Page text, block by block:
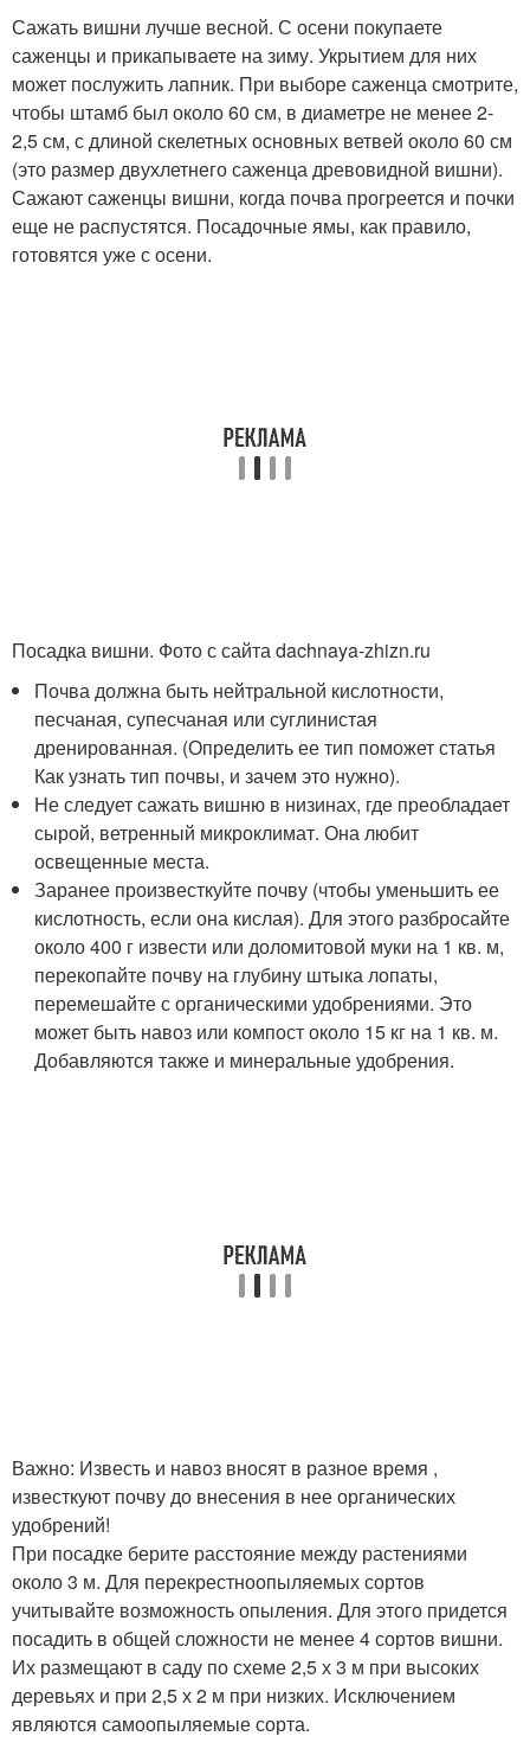
Сажать вишни лучше весной. С осени покупаете
саженцы и прикапываете на зиму. Укрытием для них
может послужить лапник. При выборе саженца смотрите,
чтобы штамб был около 60 см, в диаметре не менее 2-
2,5 см, с длиной скелетных основных ветвей около 60 см
(это размер двухлетнего саженца древовидной вишни).
Сажают саженцы вишни, когда почва прогреется и почки
еще не распустятся. Посадочные ямы, как правило,
готовятся уже с осени.
Посадка вишни. Фото с сайта dachnaya-zhizn.ru
Почва должна быть нейтральной кислотности,
песчаная, супесчаная или суглинистая
дренированная. (Определить ее тип поможет статья
Как узнать тип почвы, и зачем это нужно).
Не следует сажать вишню в низинах, где преобладает
сырой, ветренный микроклимат. Она любит
освещенные места.
Заранее произвесткуйте почву (чтобы уменьшить ее
кислотность, если она кислая). Для этого разбросайте
около 400 г извести или доломитовой муки на 1 кв. м,
перекопайте почву на глубину штыка лопаты,
перемешайте с органическими удобрениями. Это
может быть навоз или компост около 15 кг на 1 кв. м.
Добавляются также и минеральные удобрения.
Важно: Известь и навоз вносят в разное время ,
известкуют почву до внесения в нее органических
удобрений!
При посадке берите расстояние между растениями
около 3 м. Для перекрестноопыляемых сортов
учитывайте возможность опыления. Для этого придется
посадить в общей сложности не менее 4 сортов вишни.
Их размещают в саду по схеме 2,5 х 3 м при высоких
деревьях и при 2,5 х 2 м при низких. Исключением
являются самоопыляемые сорта.